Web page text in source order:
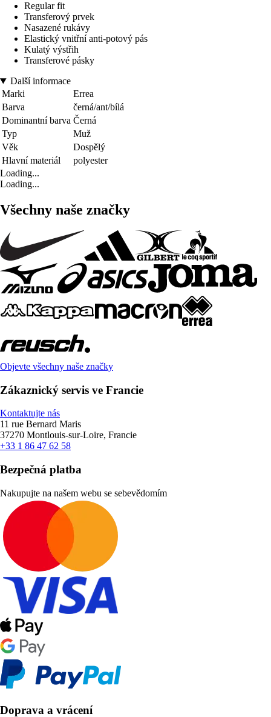
Regular fit
Transferový prvek
Nasazené rukávy
Elastický vnitřní anti-potový pás
Kulatý výstřih
Transferové pásky
Další informace
Marki
Errea
Barva
černá/ant/bílá
Dominantní barva Černá
Typ
Muž
Věk
Dospělý
Hlavní materiál
polyester
Loading...
Loading...
Všechny naše značky
Objevte všechny naše značky
Zákaznický servis ve Francie
Kontaktujte nás
11 rue Bernard Maris
37270 Montlouis-sur-Loire, Francie
+33 1 86 47 62 58
Bezpečná platba
Nakupujte na našem webu se sebevědomím
Doprava a vrácení